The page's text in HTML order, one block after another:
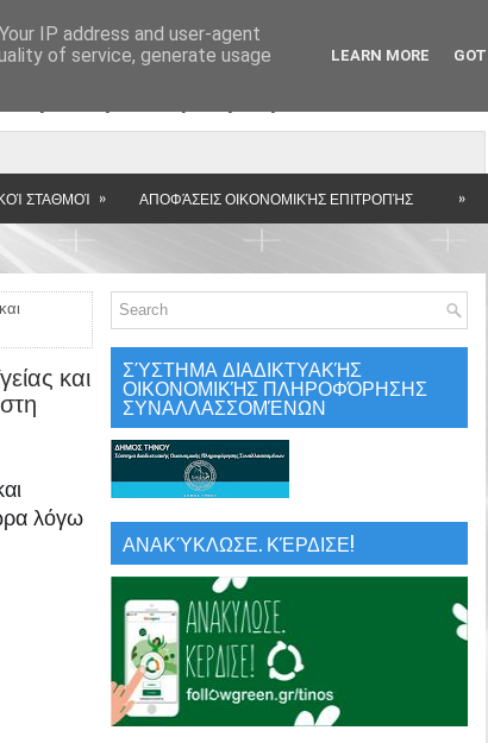
ΣΤΑΘΜΟΊ » ΑΠΟΦΆΣΕΙΣ ΟΙΚΟΝΟΜΙΚΉΣ ΕΠΙΤΡΟΠΉΣ »
και
λόγω
ΣΎΣΤΗΜΑ ΔΙΑΔΙΚΤΥΑΚΉΣ
ΟΙΚΟΝΟΜΙΚΉΣ ΠΛΗΡΟΦΌΡΗΣΗΣ
ΣΥΝΑΛΛΑΣΣΟΜΈΝΩΝ
ΑΝΑΚΎΚΛΩΣΕ. ΚΈΡΔΙΣΕ!
IP address and user-agent
of service, generate usage
LEARN MORE